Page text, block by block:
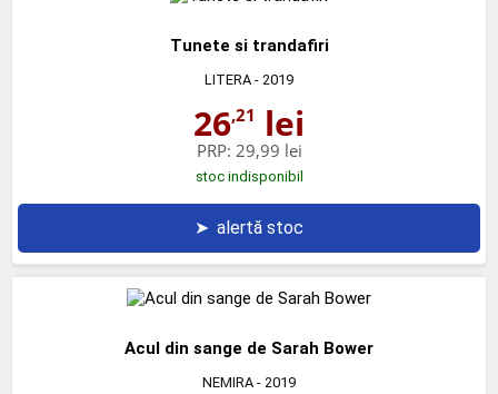
Tunete si trandafiri
LITERA - 2019
26,21 lei
PRP: 29,99 lei
stoc indisponibil
➤ alertă stoc
Acul din sange de Sarah Bower
NEMIRA - 2019